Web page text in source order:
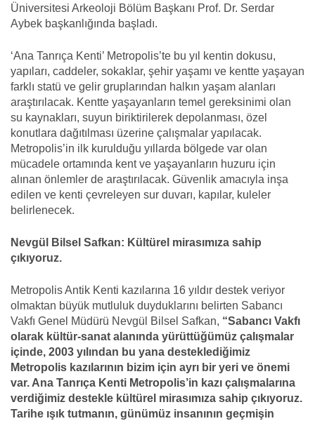
Üniversitesi Arkeoloji Bölüm Başkanı Prof. Dr. Serdar
Aybek başkanlığında başladı.
‘Ana Tanrıça Kenti’ Metropolis’te bu yıl kentin dokusu,
yapıları, caddeler, sokaklar, şehir yaşamı ve kentte yaşayan
farklı statü ve gelir gruplarından halkın yaşam alanları
araştırılacak. Kentte yaşayanların temel gereksinimi olan
su kaynakları, suyun biriktirilerek depolanması, özel
konutlara dağıtılması üzerine çalışmalar yapılacak.
Metropolis’in ilk kurulduğu yıllarda bölgede var olan
mücadele ortamında kent ve yaşayanların huzuru için
alınan önlemler de araştırılacak. Güvenlik amacıyla inşa
edilen ve kenti çevreleyen sur duvarı, kapılar, kuleler
belirlenecek.
Nevgül Bilsel Safkan: Kültürel mirasımıza sahip
çıkıyoruz.
Metropolis Antik Kenti kazılarına 16 yıldır destek veriyor
olmaktan büyük mutluluk duyduklarını belirten Sabancı
Vakfı Genel Müdürü Nevgül Bilsel Safkan, “Sabancı Vakfı
olarak kültür-sanat alanında yürüttüğümüz çalışmalar
içinde, 2003 yılından bu yana desteklediğimiz
Metropolis kazılarının bizim için ayrı bir yeri ve önemi
var. Ana Tanrıça Kenti Metropolis’in kazı çalışmalarına
verdiğimiz destekle kültürel mirasımıza sahip çıkıyoruz.
Tarihe ışık tutmanın, günümüz insanının geçmişin